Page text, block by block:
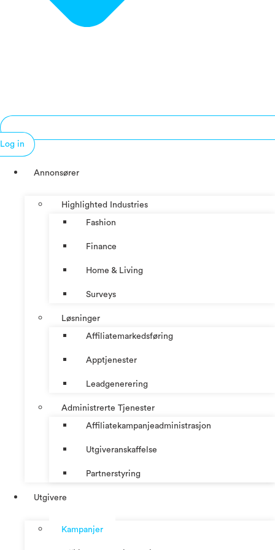
Log in
Annonsører
Highlighted Industries
Fashion
Finance
Home & Living
Surveys
Løsninger
Affiliatemarkedsføring
Apptjenester
Leadgenerering
Administrerte Tjenester
Affiliatekampanjeadministrasjon
Utgiveranskaffelse
Partnerstyring
Utgivere
Kampanjer